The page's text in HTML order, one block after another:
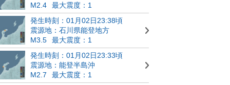
M2.4
最大震度：1
発生時刻：01月02日23:38頃
震源地：石川県能登地方
M3.5
最大震度：1
発生時刻：01月02日23:33頃
震源地：能登半島沖
M2.7
最大震度：1